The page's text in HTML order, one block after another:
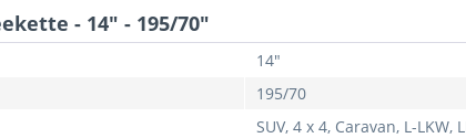
- 14" - 195/70"
14"
195/70
SUV, 4 x 4, Caravan, L-LKW,